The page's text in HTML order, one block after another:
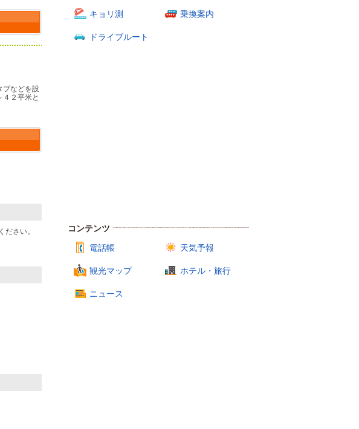
ブなどを設
２平米と
さい。
キョリ測
乗換案内
ドライブルート
コンテンツ
電話帳
天気予報
観光マップ ホテル・旅行
ニュース